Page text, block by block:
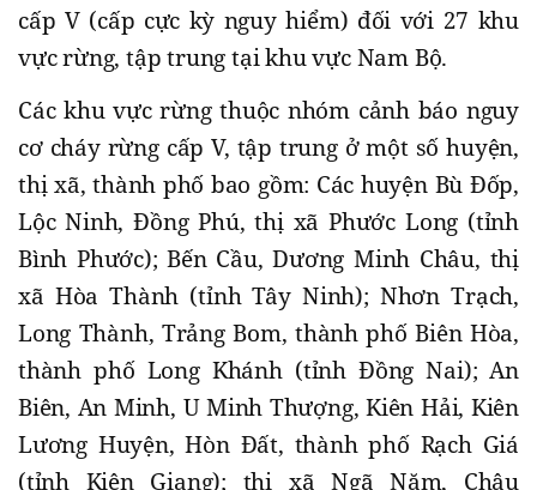
cấp V (cấp cực kỳ nguy hiểm) đối với 27 khu
vực rừng, tập trung tại khu vực Nam Bộ.
Các khu vực rừng thuộc nhóm cảnh báo nguy
cơ cháy rừng cấp V, tập trung ở một số huyện,
thị xã, thành phố bao gồm: Các huyện Bù Đốp,
Lộc Ninh, Đồng Phú, thị xã Phước Long (tỉnh
Bình Phước); Bến Cầu, Dương Minh Châu, thị
xã Hòa Thành (tỉnh Tây Ninh); Nhơn Trạch,
Long Thành, Trảng Bom, thành phố Biên Hòa,
thành phố Long Khánh (tỉnh Đồng Nai); An
Biên, An Minh, U Minh Thượng, Kiên Hải, Kiên
Lương Huyện, Hòn Đất, thành phố Rạch Giá
(tỉnh Kiên Giang); thị xã Ngã Năm, Châu